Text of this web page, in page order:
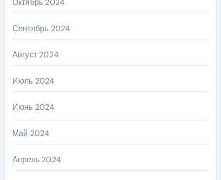
Октябрь 2024
Сентябрь 2024
Август 2024
Июль 2024
Июнь 2024
Май 2024
Апрель 2024